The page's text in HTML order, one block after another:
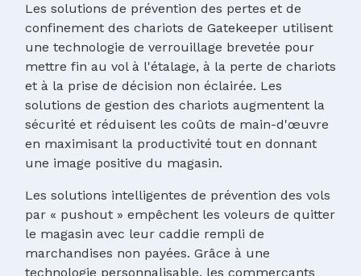
Les solutions de prévention des pertes et de
confinement des chariots de Gatekeeper utilisent
une technologie de verrouillage brevetée pour
mettre fin au vol à l'étalage, à la perte de chariots
et à la prise de décision non éclairée. Les
solutions de gestion des chariots augmentent la
sécurité et réduisent les coûts de main-d'œuvre
en maximisant la productivité tout en donnant
une image positive du magasin.
Les solutions intelligentes de prévention des vols
par « pushout » empêchent les voleurs de quitter
le magasin avec leur caddie rempli de
marchandises non payées. Grâce à une
technologie personnalisable, les commerçants